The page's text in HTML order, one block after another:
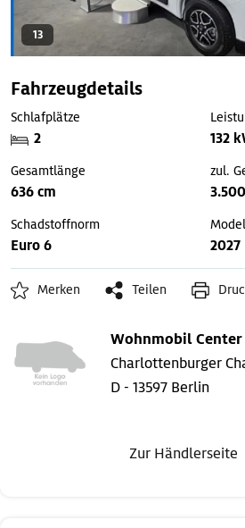
13
Fahrzeugdetails
Schlafplätze
2 132
Gesamtlänge
636 cm
zul.
Schadstoffnorm
Euro 6 2027
Merken Teilen
Wohnmobil Center
Charlottenburger
D - 13597 Berlin
Zur Händlerseite